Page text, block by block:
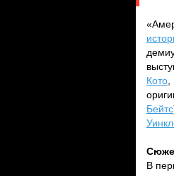
Кото
Бейтс
В